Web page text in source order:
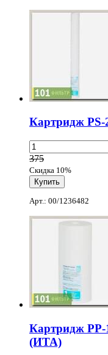
Картридж
375
Скидка 10%
Арт.: 00/1236482
Картридж
(ИТА)